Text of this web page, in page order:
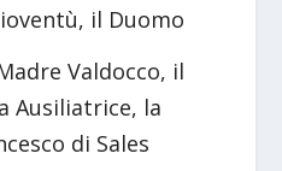
il Duomo
Valdocco, il
Ausiliatrice, la
di Sales